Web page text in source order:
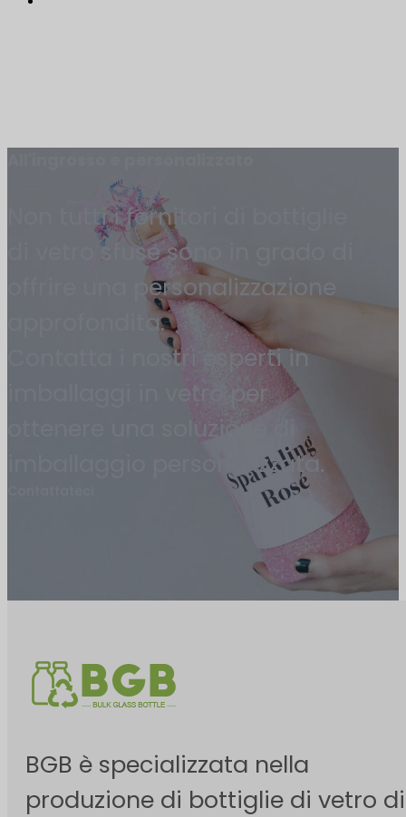
Non tutti i fornitori di bottiglie
di vetro sfuse sono in grado di
offrire una personalizzazione
approfondita.
Contatta i nostri esperti in
imballaggi in vetro per
ottenere una soluzione di
imballaggio personalizzata.
BGB è specializzata nella
produzione di bottiglie di vetro di